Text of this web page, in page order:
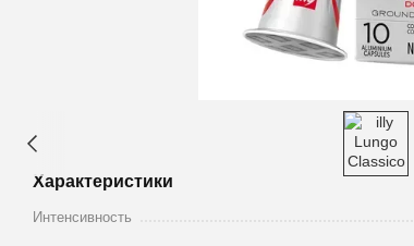
Характеристики
Интенсивность